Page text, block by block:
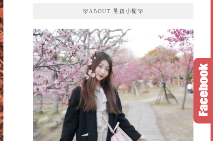
🐻ABOUT 熊寶小榆🐻